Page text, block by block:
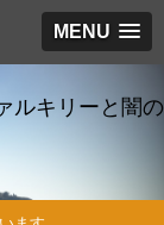
MENU
ルキリーと闇の